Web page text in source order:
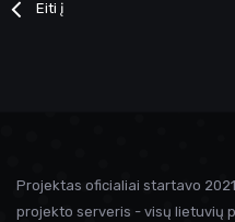
Eiti į
Projektas oficialiai startavo
projekto serveris - visų lietuvių